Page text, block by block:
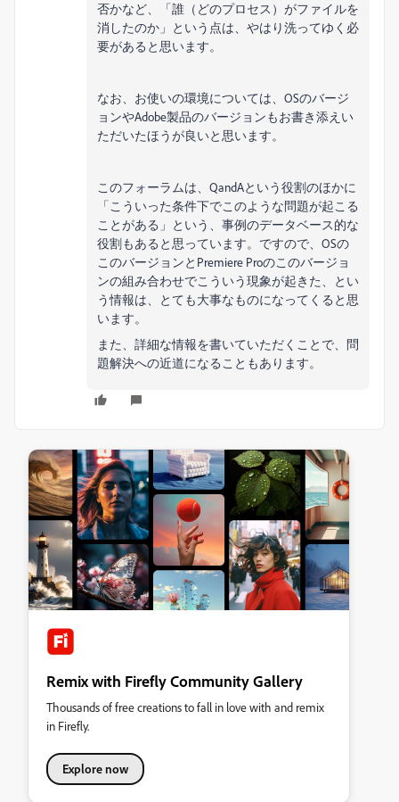
否かなど、「誰（どのプロセス）がファイルを
消したのか」という点は、やはり洗ってゆく必
要があると思います。
なお、お使いの環境については、OSのバージ
ョンやAdobe製品のバージョンもお書き添えい
ただいたほうが良いと思います。
このフォーラムは、QandAという役割のほかに
「こういった条件下でこのような問題が起こる
ことがある」という、事例のデータベース的な
役割もあると思っています。ですので、OSの
このバージョンとPremiere Proのこのバージョ
ンの組み合わせでこういう現象が起きた、とい
う情報は、とても大事なものになってくると思
います。
また、詳細な情報を書いていただくことで、問
題解決への近道になることもあります。
Remix with Firefly Community Gallery
Thousands of free creations to fall in love with and remix
in Firefly.
Explore now